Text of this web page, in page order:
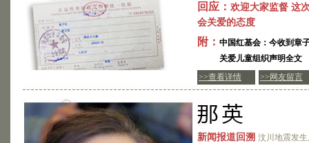
回应： 欢迎大家监督 这
会关爱的态度
附： 中国红基会：今收到章
关爱儿童组织声明全文
>>查看详情
>>网友留言
新闻报道回溯 汶川地震发